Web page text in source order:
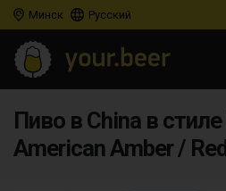
Минск Русский
Пиво в China в
American Amber /